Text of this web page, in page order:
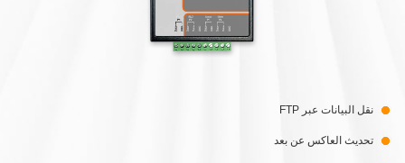
نقل البيانات عبر FTP
تحديث العاكس عن بعد